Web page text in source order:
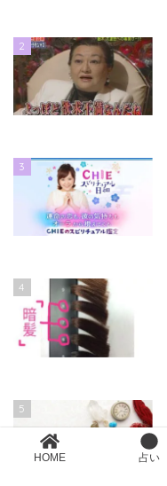
2
3
4
5
HOME 占い